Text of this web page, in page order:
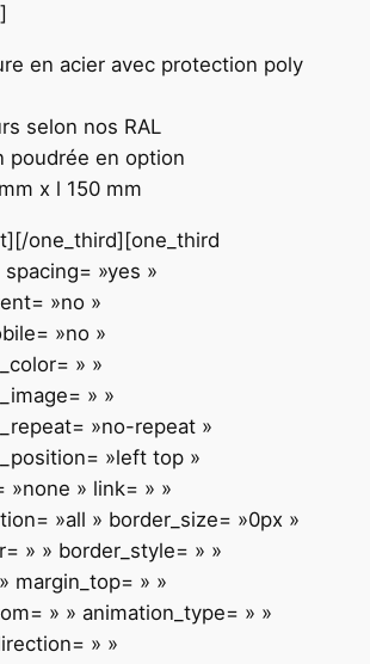
en acier avec protection poly
selon nos RAL
poudrée en option
x l 150 mm
one_third][one_third
»yes »
»no »
»no »
» »
» »
»no-repeat »
»left top »
»none » link= » »
»all » border_size= »0px »
» » border_style= » »
margin_top= » »
» » animation_type= » »
» »